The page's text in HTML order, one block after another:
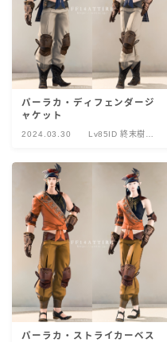
パーラカ・ディフェンダージ
ャケット
2024.03.30
Lv85ID 終末樹海
パーラカ・ストライカーベス